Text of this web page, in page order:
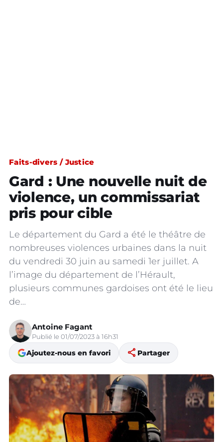
Faits-divers / Justice
Gard : Une nouvelle nuit de
violence, un commissariat
pris pour cible
Le département du Gard a été le théâtre de
nombreuses violences urbaines dans la nuit
du vendredi 30 juin au samedi 1er juillet. A
l’image du département de l’Hérault,
plusieurs communes gardoises ont été le lieu
de…
Antoine Fagant
Publié le 01/07/2023 à 16h31
Ajoutez-nous en favori share Partager